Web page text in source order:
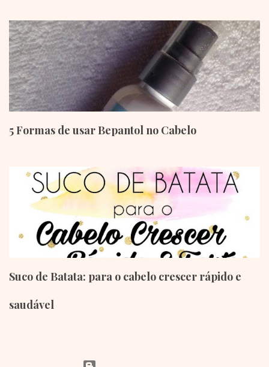
5 Formas de usar Bepantol no Cabelo
Suco de Batata: para o cabelo crescer rápido e
saudável